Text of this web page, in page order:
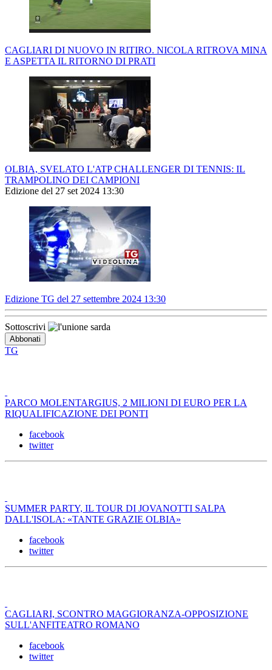
CAGLIARI DI NUOVO IN RITIRO. NICOLA RITROVA MINA
E ASPETTA IL RITORNO DI PRATI
OLBIA, SVELATO L'ATP CHALLENGER DI TENNIS: IL
TRAMPOLINO DEI CAMPIONI
Edizione del 27 set 2024 13:30
Edizione TG del 27 settembre 2024 13:30
Sottoscrivi
TG
PARCO MOLENTARGIUS, 2 MILIONI DI EURO PER LA
RIQUALIFICAZIONE DEI PONTI
facebook
twitter
SUMMER PARTY, IL TOUR DI JOVANOTTI SALPA
DALL'ISOLA: «TANTE GRAZIE OLBIA»
facebook
twitter
CAGLIARI, SCONTRO MAGGIORANZA-OPPOSIZIONE
SULL'ANFITEATRO ROMANO
facebook
twitter